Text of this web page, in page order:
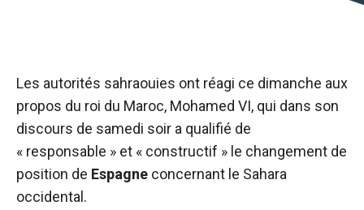
Les autorités sahraouies ont réagi ce dimanche aux
propos du roi du Maroc, Mohamed VI, qui dans son
discours de samedi soir a qualifié de
« responsable » et « constructif » le changement de
position de Espagne concernant le Sahara
occidental.